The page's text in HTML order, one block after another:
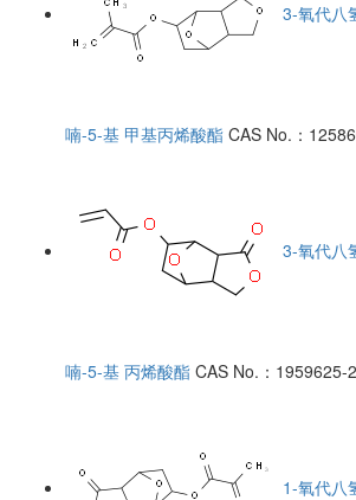
3-氧代八
喃-5-基 甲基丙烯酸酯 CAS No.：
3-氧代八
喃-5-基 丙烯酸酯 CAS No.：1959625-
1-氧代八